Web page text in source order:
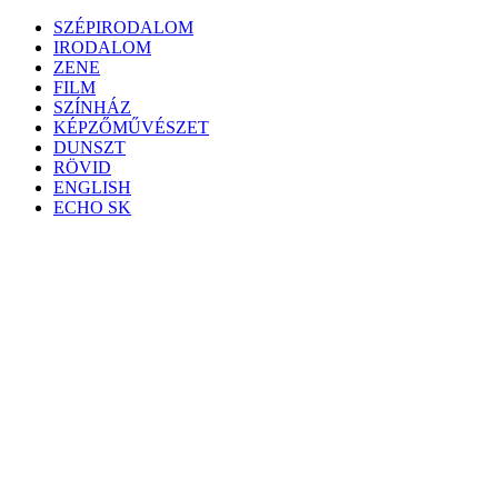
Skip
content
SZÉPIRODALOM
IRODALOM
ZENE
FILM
SZÍNHÁZ
KÉPZŐMŰVÉSZET
DUNSZT
RÖVID
ENGLISH
ECHO SK